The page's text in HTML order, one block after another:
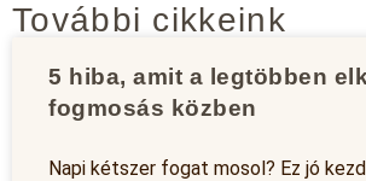
További cikkeink
5 hiba, amit a legtöbben
fogmosás közben
Napi kétszer fogat mosol? Ez jó